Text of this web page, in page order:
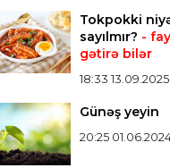
liqası 23:03
"Dinamo"ya
uduzdu
xəbərlər >>>
Tokpokki
sayılmır? -
gətirə bilər
18:33 13.09.2025
Günəş yeyin
20:25